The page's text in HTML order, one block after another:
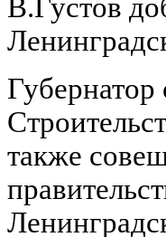
В.Густов
Губернатор
также